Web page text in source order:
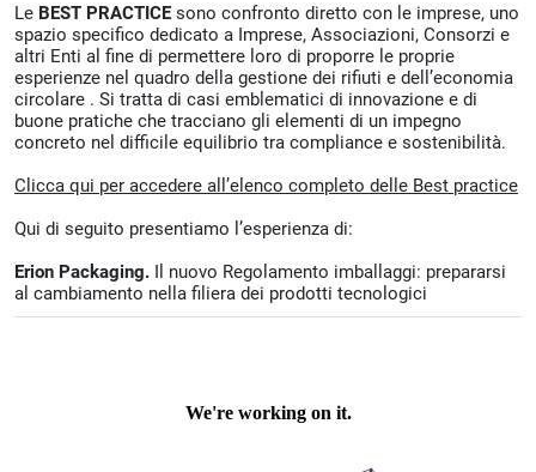
Le BEST PRACTICE sono confronto diretto con le imprese, uno
spazio specifico dedicato a Imprese, Associazioni, Consorzi e
altri Enti al fine di permettere loro di proporre le proprie
esperienze nel quadro della gestione dei rifiuti e dell’economia
circolare . Si tratta di casi emblematici di innovazione e di
buone pratiche che tracciano gli elementi di un impegno
concreto nel difficile equilibrio tra compliance e sostenibilità.
Clicca qui per accedere all’elenco completo delle Best practice
Qui di seguito presentiamo l’esperienza di:
Erion Packaging. Il nuovo Regolamento imballaggi: prepararsi
al cambiamento nella filiera dei prodotti tecnologici